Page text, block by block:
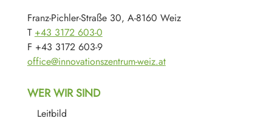
Franz-Pichler-Straße 30, A-8160 Weiz
T +43 3172 603-0
F +43 3172 603-9
office@innovationszentrum-weiz.at
WER WIR SIND
Leitbild